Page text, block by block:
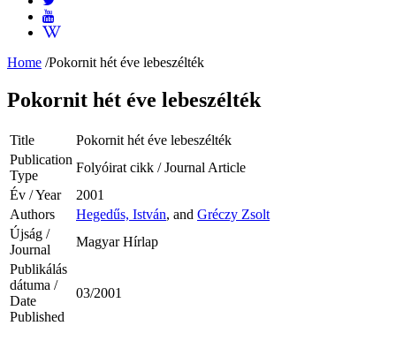
Home /Pokornit hét éve lebeszélték
Pokornit hét éve lebeszélték
Title
Pokornit hét éve lebeszélték
Publication
Type
Folyóirat cikk / Journal Article
Év / Year
2001
Authors
Hegedűs, István, and Gréczy Zsolt
Újság /
Journal
Magyar Hírlap
Publikálás
dátuma /
Date
Published
03/2001